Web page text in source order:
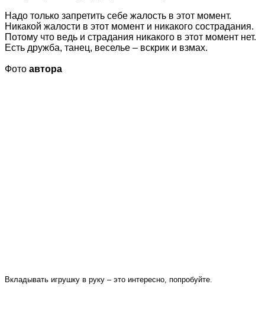
Надо только запретить себе жалость в этот момент.
Никакой жалости в этот момент и никакого сострадания.
Потому что ведь и страдания никакого в этот момент нет.
Есть дружба, танец, веселье – вскрик и взмах.
Фото автора
Вкладывать игрушку в руку – это интересно, попробуйте.